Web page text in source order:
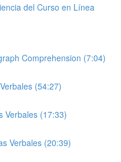
del Curso en Línea
Comprehension (7:04)
(54:27)
Verbales (17:33)
Verbales (20:39)